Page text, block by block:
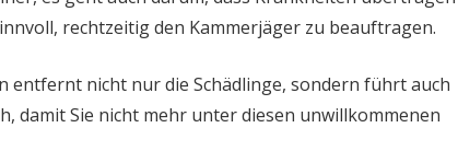
rechtzeitig den Kammerjäger zu beauftragen.
nicht nur die Schädlinge, sondern führt auch
damit Sie nicht mehr unter diesen unwillkommenen